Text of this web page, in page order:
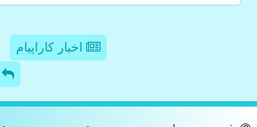
اخبار کاراپیام